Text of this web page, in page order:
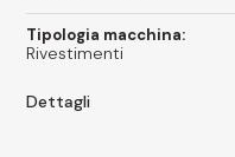
Tipologia macchina:
Rivestimenti
Dettagli